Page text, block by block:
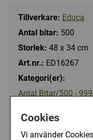
Cookies
Vi använder
Tillverkare: Educa
Antal bitar: 500
Storlek: 48 x 34 cm
Art.nr.: ED16267
Kategori(er):
Antal Bitar/500 - 999